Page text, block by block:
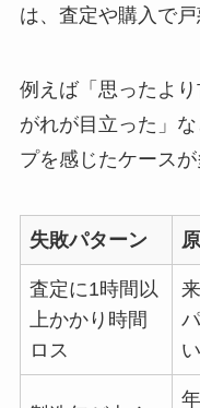
は、査定や購入で
例えば「思ったよ
がれが目立った」
プを感じたケースが
失敗パターン
査定に1時間以
上かかり時間
ロス
い